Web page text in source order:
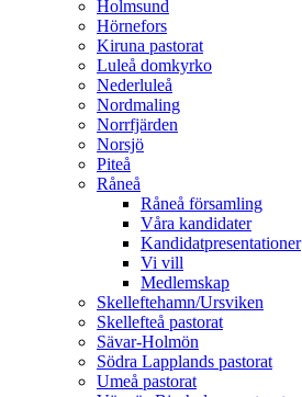
Holmsund
Hörnefors
Kiruna pastorat
Luleå domkyrko
Nederluleå
Nordmaling
Norrfjärden
Norsjö
Piteå
Råneå
Råneå församling
Våra kandidater
Kandidatpresentationer
Vi vill
Medlemskap
Skelleftehamn/Ursviken
Skellefteå pastorat
Sävar-Holmön
Södra Lapplands pastorat
Umeå pastorat